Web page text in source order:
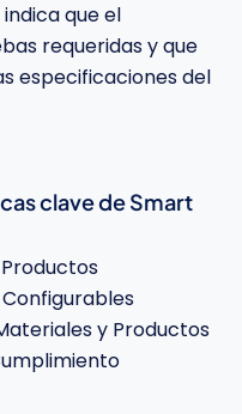
que el
requeridas y que
especificaciones del
clave de Smart
y Productos